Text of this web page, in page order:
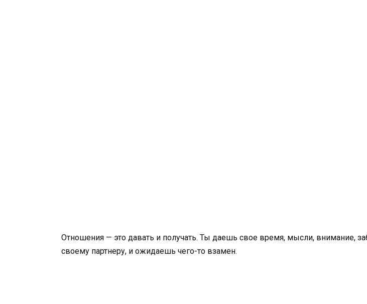
Отношения — это давать и получать. Ты даешь свое время, мысли, внимание,
своему партнеру, и ожидаешь чего-то взамен.